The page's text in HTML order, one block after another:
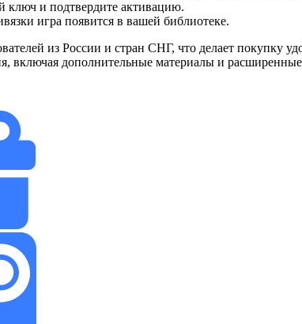
ключ и подтвердите активацию.
игра появится в вашей библиотеке.
из России и стран СНГ, что делает покупку
включая дополнительные материалы и